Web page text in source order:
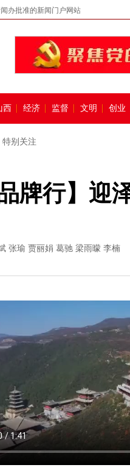
办批准的新闻门户网站
西 经济 监督 文明 创业
特别关注
牌行】迎
张瑜 贾丽娟 葛驰 梁雨曚 李楠